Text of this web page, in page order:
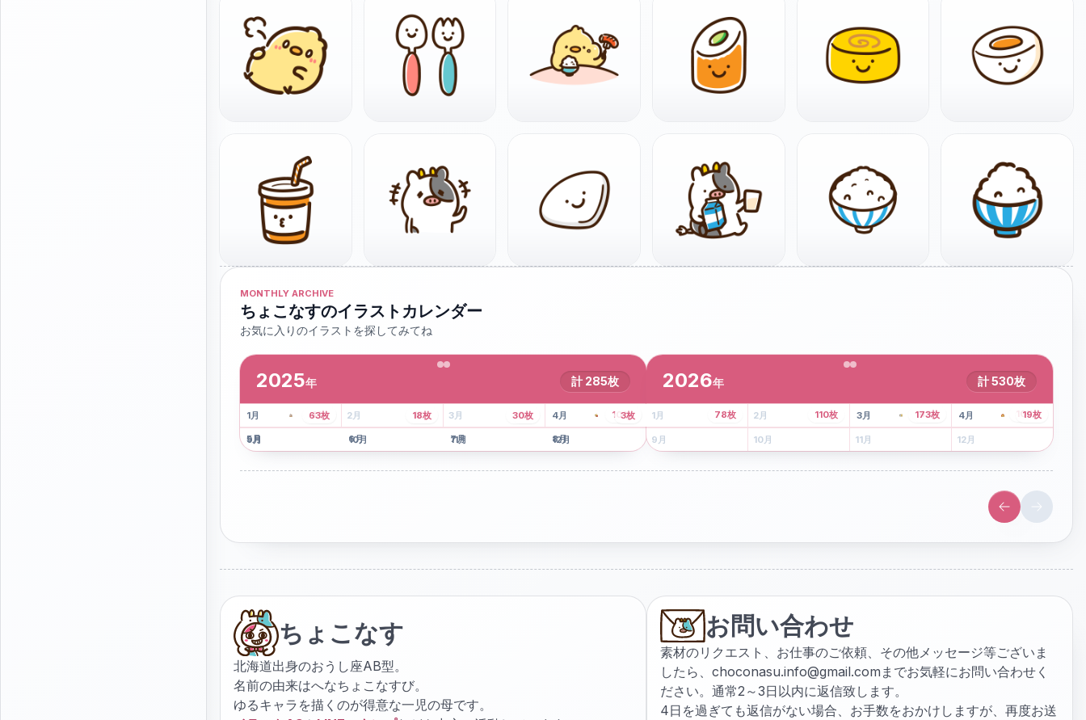
MONTHLY ARCHIVE
ちょこなすのイラストカレンダー
お気に入りのイラストを探してみてね
2025年 計 285枚
1月 2枚 2月 3月 4月 8枚
5月
41枚
6月
13枚
7月
6枚
8月
101枚
9月
63枚
10月
18枚
11月
30枚
12月
3枚
2026年 計530枚
1月 2月 3月 43枚 4月 107枚
5 月
78枚
6月
110枚
7 月
173枚
8月
19枚
9 月 10月 11月 12月
ちょこなす
北海道出身のおうし座AB型。
名前の由来はへなちょこなすび。
ゆるキャラを描くのが得意な一児の母です。
お問い合わせ
素材のリクエスト、お仕事のご依頼、その他メッセージ等ございま
したら、 choconasu.info@gmail.com までお気軽にお問い合わせく
ださい。通常2～3日以内に返信致します。
4日を過ぎても返信がない場合、お手数をおかけしますが、再度お送